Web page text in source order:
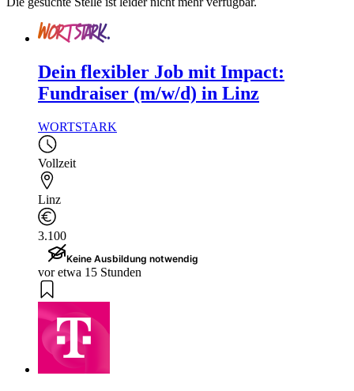
Dein flexibler Job mit Impact:
Fundraiser (m/w/d) in Linz
WORTSTARK
Vollzeit
Linz
3.100
Keine Ausbildung notwendig
vor etwa 15 Stunden